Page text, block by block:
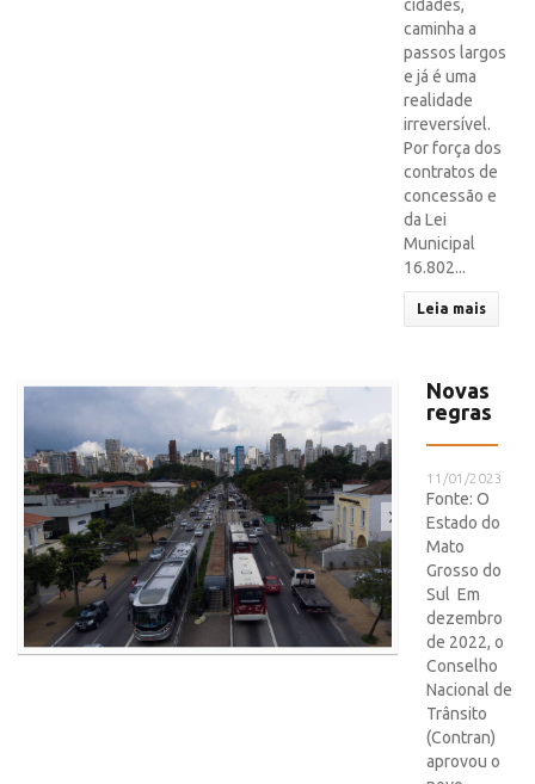
cidades,
caminha a
passos largos
e já é uma
realidade
irreversível.
Por força dos
contratos de
concessão e
da Lei
Municipal
16.802...
Leia mais
Novas
regras
11/01/2023
Fonte: O
Estado do
Mato
Grosso do
Sul Em
dezembro
de 2022, o
Conselho
Nacional de
Trânsito
(Contran)
aprovou o